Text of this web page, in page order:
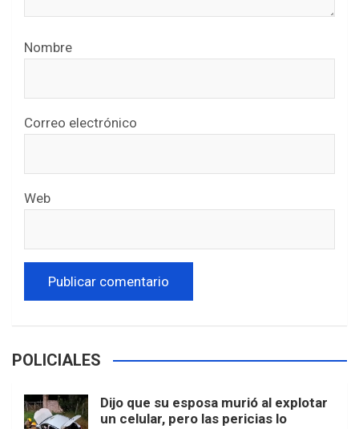
Nombre
Correo electrónico
Web
POLICIALES
Dijo que su esposa murió al explotar
un celular, pero las pericias lo